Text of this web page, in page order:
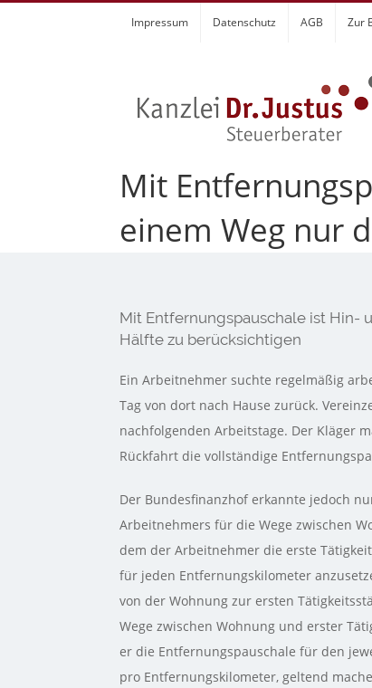
Impressum Datenschutz AGB Zur
Mit
einem Weg nur
Mit Entfernungspauschale ist Hin-
Hälfte zu berücksichtigen
Ein Arbeitnehmer suchte regelmäßig
Tag von dort nach Hause zurück.
nachfolgenden Arbeitstage. Der Kläger
Rückfahrt die vollständige
Der Bundesfinanzhof erkannte jedoch
Arbeitnehmers für die Wege zwischen
dem der Arbeitnehmer die erste
für jeden Entfernungskilometer
von der Wohnung zur ersten
Wege zwischen Wohnung und erster
er die Entfernungspauschale für den
pro Entfernungskilometer, geltend